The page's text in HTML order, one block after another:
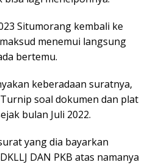
Situmorang kembali ke
menemui langsung
bertemu.
keberadaan suratnya,
soal dokumen dan plat
bulan Juli 2022.
yang dia bayarkan
DAN PKB atas namanya